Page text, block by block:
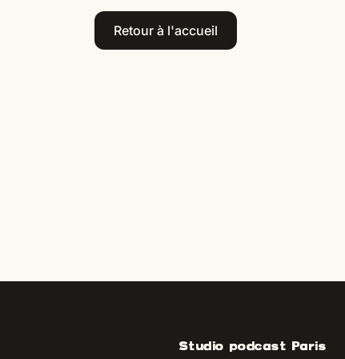
Retour à l'accueil
Studio podcast Paris